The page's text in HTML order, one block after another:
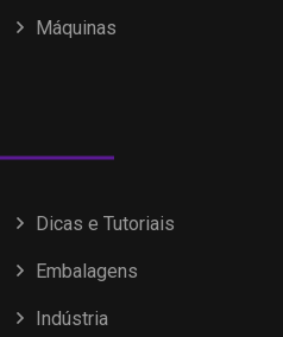
Máquinas
Dicas e Tutoriais
Embalagens
Indústria